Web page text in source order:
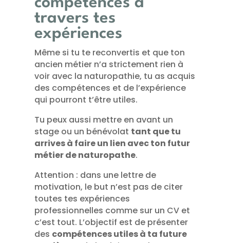
travers tes
expériences
Même si tu te reconvertis et que ton
ancien métier n’a strictement rien à
voir avec la naturopathie, tu as acquis
des compétences et de l’expérience
qui pourront t’être utiles.
Tu peux aussi mettre en avant un
stage ou un bénévolat tant que tu
arrives à faire un lien avec ton futur
métier de naturopathe.
Attention : dans une lettre de
motivation, le but n’est pas de citer
toutes tes expériences
professionnelles comme sur un CV et
c’est tout. L’objectif est de présenter
des compétences utiles à ta future